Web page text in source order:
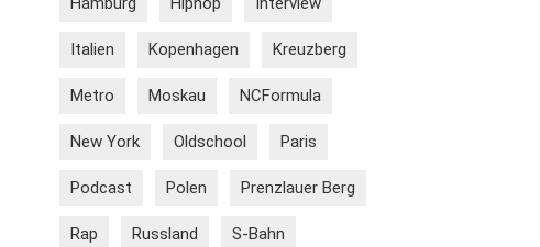
Italien Kopenhagen Kreuzberg
Metro Moskau NCFormula
New York Oldschool Paris
Podcast Polen Prenzlauer Berg
Rap Russland S-Bahn